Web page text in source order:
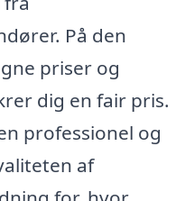
På den
priser og
dig en fair pris.
professionel og
af